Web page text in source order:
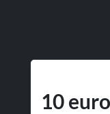
10